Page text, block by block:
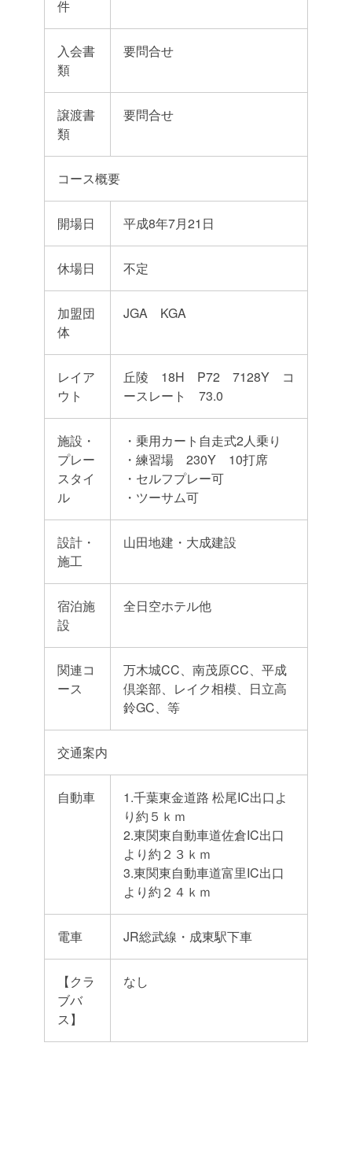
件
入会書
類
要問合せ
譲渡書
類
要問合せ
コース概要
開場日 平成8年7月21日
休場日 不定
加盟団
体
JGA KGA
レイア
ウト
丘陵 18H P72 7128Y コ
ースレート 73.0
施設・
プレー
スタイ
ル
・乗用カート自走式2人乗り
・練習場 230Y 10打席
・セルフプレー可
・ツーサム可
設計・
施工
山田地建・大成建設
宿泊施
設
全日空ホテル他
関連コ
ース
万木城CC、南茂原CC、平成
倶楽部、レイク相模、日立高
鈴GC、等
交通案内
自動車
1.千葉東金道路 松尾IC出口よ
り約５ｋｍ
2.東関東自動車道佐倉IC出口
より約２３ｋｍ
3.東関東自動車道富里IC出口
より約２４ｋｍ
電車 JR総武線・成東駅下車
【クラ
ブバ
ス】
なし